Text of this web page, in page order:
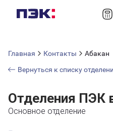
Главная Контакты
Абакан
Вернуться к списку
Отделения ПЭК
Основное отделение